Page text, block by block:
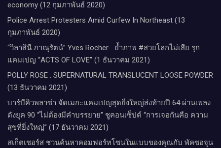
economy (12 กุมภาพันธ์ 2020)
Police Arrest Protesters Amid Curfew In Northeast (13
กุมภาพันธ์ 2020)
“วิลาสินี ภาณุรัตน์” Yves Rocher​ ย้ำภาพ #สวยโลกไม่เสีย รุก
แคมเปญ “ACTS OF LOVE” (1 ธันวาคม 2021)
POLLY ROSE : SUPERNATURAL TRANSLUCENT LOOSE POWDER
(13 ธันวาคม 2021)
บาร์บีคิวพลาซ่า จัดเมกะแคมเปญสุดยิ่งใหญ่ส่งท้ายปี 64 ผ่านเพลง
ดังยุค 90 “ไม่ต้องมีคำบรรยาย” ชูคอนเซ็ปต์ “การเจอกันคือ ความ
สุขที่ยิ่งใหญ่” (17 ธันวาคม 2021)
สเก็ตเชอร์ส ชวนค้นหาคอมฟอร์ทโซนในแบบของคุณกับ พัคซอจุน